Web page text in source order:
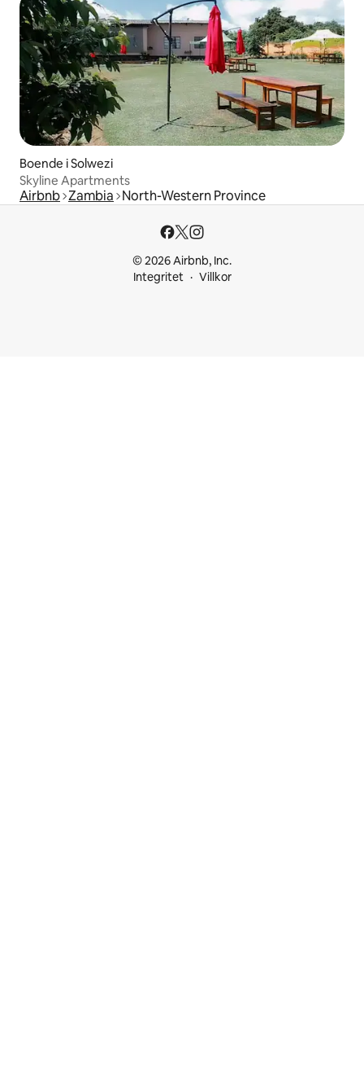
Boende i Solwezi
Skyline Apartments
Airbnb Zambia North-Western Province
© 2026 Airbnb, Inc.
Integritet
Villkor